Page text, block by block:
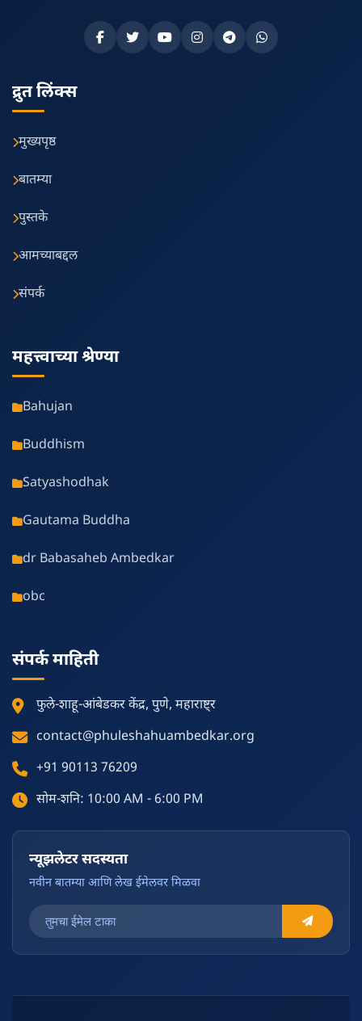
द्रुत लिंक्स
मुख्यपृष्ठ
बातम्या
पुस्तके
आमच्याबद्दल
संपर्क
महत्त्वाच्या श्रेण्या
Bahujan
Buddhism
Satyashodhak
Gautama Buddha
dr Babasaheb Ambedkar
obc
संपर्क माहिती
फुले-शाहू-आंबेडकर केंद्र, पुणे, महाराष्ट्र
contact@phuleshahuambedkar.org
+91 90113 76209
सोम-शनि: 10:00 AM - 6:00 PM
न्यूझलेटर सदस्यता
नवीन बातम्या आणि लेख ईमेलवर मिळवा